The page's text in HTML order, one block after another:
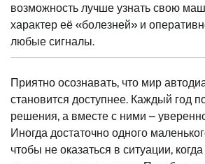
возможность лучше узнать свою
характер её «болезней» и
любые сигналы.
Приятно осознавать, что мир
становится доступнее. Каждый год
решения, а вместе с ними –
Иногда достаточно одного
чтобы не оказаться в ситуации,